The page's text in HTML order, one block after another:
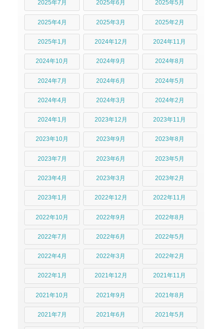
2025年7月 2025年6月 2025年5月
2025年4月 2025年3月 2025年2月
2025年1月 2024年12月 2024年11月
2024年10月 2024年9月 2024年8月
2024年7月 2024年6月 2024年5月
2024年4月 2024年3月 2024年2月
2024年1月 2023年12月 2023年11月
2023年10月 2023年9月 2023年8月
2023年7月 2023年6月 2023年5月
2023年4月 2023年3月 2023年2月
2023年1月 2022年12月 2022年11月
2022年10月 2022年9月 2022年8月
2022年7月 2022年6月 2022年5月
2022年4月 2022年3月 2022年2月
2022年1月 2021年12月 2021年11月
2021年10月 2021年9月 2021年8月
2021年7月 2021年6月 2021年5月